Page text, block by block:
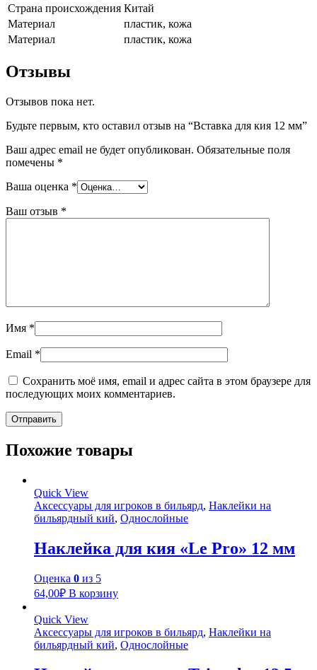
Страна происхождения Китай
Материал
пластик, кожа
Материал
пластик, кожа
Отзывы
Отзывов пока нет.
Будьте первым, кто оставил отзыв на “Вставка для кия 12 мм”
Ваш адрес email не будет опубликован. Обязательные поля
помечены *
Ваша оценка *
Ваш отзыв *
Имя *
Email *
Сохранить моё имя, email и адрес сайта в этом браузере для
последующих моих комментариев.
Похожие товары
Quick View
Аксессуары для игроков в бильярд, Наклейки на
бильярдный кий, Однослойные
Наклейка для кия «Le Pro» 12 мм
Оценка 0 из 5
64,00₽ В корзину
Quick View
Аксессуары для игроков в бильярд, Наклейки на
бильярдный кий, Однослойные